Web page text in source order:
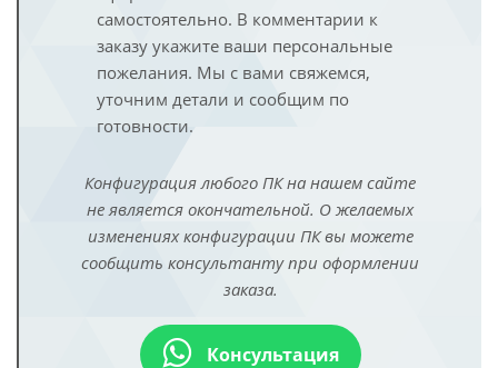
самостоятельно. В комментарии к
заказу укажите ваши персональные
пожелания. Мы с вами свяжемся,
уточним детали и сообщим по
готовности.
Конфигурация любого ПК на нашем сайте
не является окончательной. О желаемых
изменениях конфигурации ПК вы можете
сообщить консультанту при оформлении
заказа.
Консультация